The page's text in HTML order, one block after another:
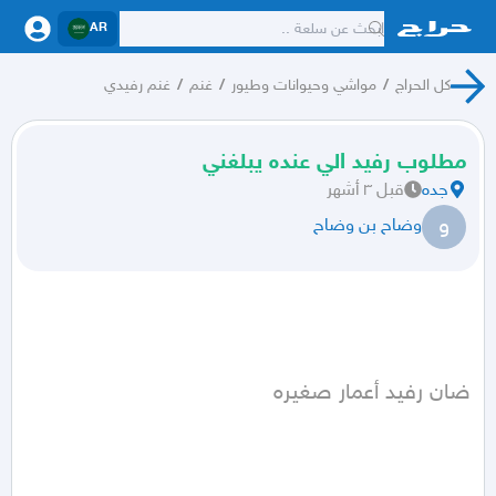
AR
كل الحراج / مواشي وحيوانات وطيور / غنم / غنم رفيدي
مطلوب رفيد الي عنده يبلغني
جده قبل ٣ أشهر
و وضاح بن وضاح
ضان رفيد أعمار صغيره